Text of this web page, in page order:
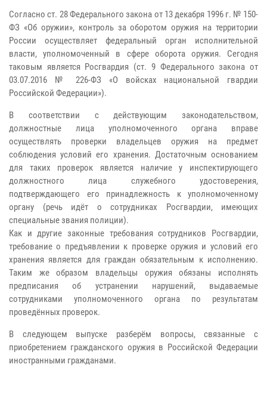
Согласно ст. 28 Федерального закона от 13 декабря 1996 г. № 150-
ФЗ «Об оружии», контроль за оборотом оружия на территории
России осуществляет федеральный орган исполнительной
власти, уполномоченный в сфере оборота оружия. Сегодня
таковым является Росгвардия (ст. 9 Федерального закона от
03.07.2016 № 226-ФЗ «О войсках национальной гвардии
Российской Федерации»).
В соответствии с действующим законодательством,
должностные лица уполномоченного органа вправе
осуществлять проверки владельцев оружия на предмет
соблюдения условий его хранения. Достаточным основанием
для таких проверок является наличие у инспектирующего
должностного лица служебного удостоверения,
подтверждающего его принадлежность к уполномоченному
органу (речь идёт о сотрудниках Росгвардии, имеющих
специальные звания полиции).
Как и другие законные требования сотрудников Росгвардии,
требование о предъявлении к проверке оружия и условий его
хранения является для граждан обязательным к исполнению.
Таким же образом владельцы оружия обязаны исполнять
предписания об устранении нарушений, выдаваемые
сотрудниками уполномоченного органа по результатам
проведённых проверок.
В следующем выпуске разберём вопросы, связанные с
приобретением гражданского оружия в Российской Федерации
иностранными гражданами.